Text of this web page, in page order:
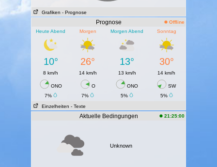
Grafiken - Prognose
Prognose
Offline
Heute Abend
Morgen Morgen Abend Sonntag
10° 26° 13° 30°
8 km/h 14 km/h 13 km/h 14 km/h
ONO O ONO
SW
7%
7% 5%
5%
Einzelheiten - Texte
Aktuelle Bedingungen 21:25:00
Unknown